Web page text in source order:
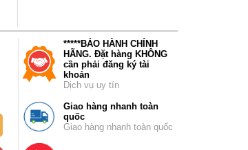
*****BẢO HÀNH CHÍNH
HÃNG. Đặt hàng KHÔNG
cần phải đăng ký tài
khoản
Dịch vụ uy tín
Giao hàng nhanh toàn
quốc
Giao hàng nhanh toàn quốc